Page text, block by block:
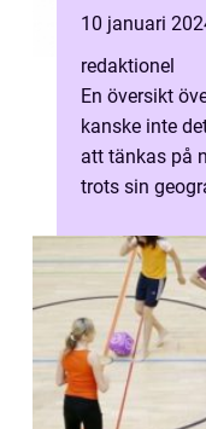
10 januari
redaktionel
En översikt
kanske inte
att tänkas på
trots sin